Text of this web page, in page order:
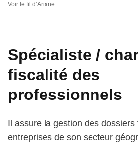
Voir le fil d’Ariane
Spécialiste /
fiscalité des
professionnels
Il assure la gestion des dossiers
entreprises de son secteur